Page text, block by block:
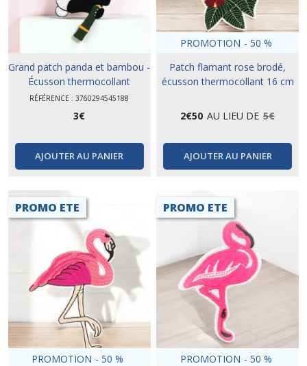
Grand patch panda et bambou -
Écusson thermocollant
RÉFÉRENCE : 3760294545188
3€
AJOUTER AU PANIER
PROMOTION - 50 %
Patch flamant rose brodé,
écusson thermocollant 16 cm
2€50 AU LIEU DE 5€
AJOUTER AU PANIER
PROMO ETE
PROMOTION - 50 %
PROMO ETE
PROMOTION - 50 %